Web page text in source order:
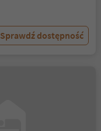
Sprawdź dostępność